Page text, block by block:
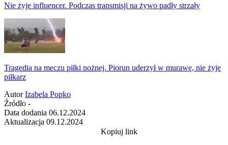
Nie żyje influencer. Podczas transmisji na żywo padły strzały
Tragedia na meczu piłki nożnej. Piorun uderzył w murawę, nie żyje
piłkarz
Autor Izabela Popko
Źródło -
Data dodania 06.12.2024
Aktualizacja 09.12.2024
Kopiuj link